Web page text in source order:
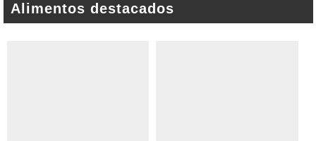
Alimentos destacados